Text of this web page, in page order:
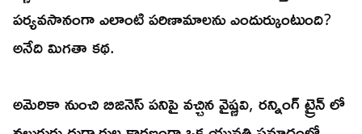
పర్యవసానంగా ఎలాంటి పరిణామాలను ఎందుర్కుంటుంది?
అనేది మిగతా కథ.
అమెరికా నుంచి బిజినెస్ పనిపై వచ్చిన వైష్ణవి, రన్నింగ్ ట్రైన్ లో